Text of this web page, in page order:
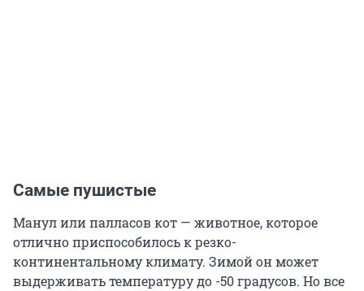
Самые пушистые
Манул или палласов кот — животное, которое
отлично приспособилось к резко-
континентальному климату. Зимой он может
выдерживать температуру до -50 градусов. Но все